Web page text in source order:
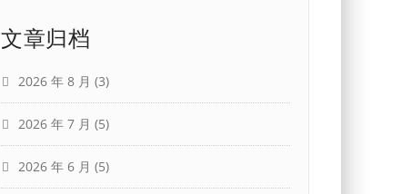
文章归档
2026 年 8 月 (3)
2026 年 7 月 (5)
2026 年 6 月 (5)